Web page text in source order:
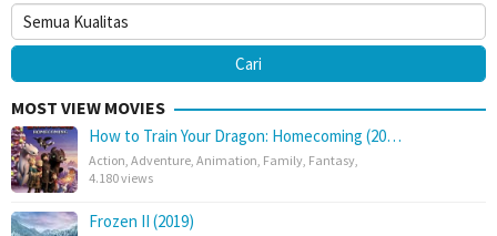
MOST VIEW MOVIES
How to Train Your Dragon: Homecoming (20…
Action, Adventure, Animation, Family, Fantasy,
4.180 views
Frozen II (2019)